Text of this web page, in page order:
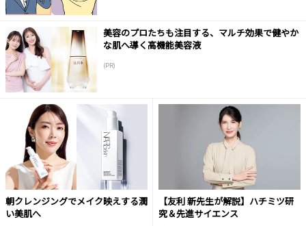
美容のプロたちも注目する、マルチ効果で健やか
な肌へ導く高機能美容液
(PR)
朝クレンジングでメイク映えする潤
い美肌へ
【友利 新先生が解説】ハチミツ研
究＆先進サイエンス